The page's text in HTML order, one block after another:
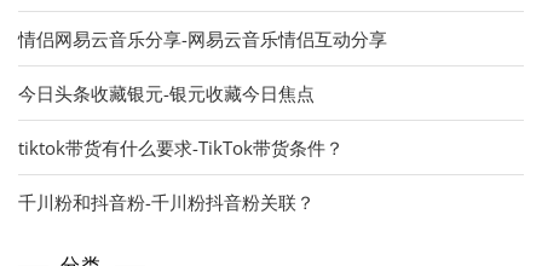
情侣网易云音乐分享-网易云音乐情侣互动分享
今日头条收藏银元-银元收藏今日焦点
tiktok带货有什么要求-TikTok带货条件？
千川粉和抖音粉-千川粉抖音粉关联？